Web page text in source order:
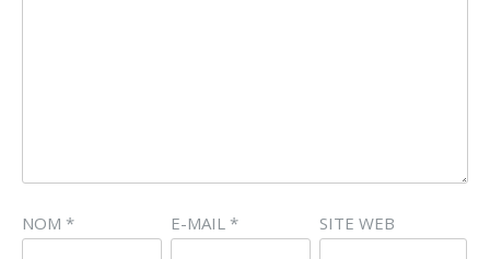
NOM * E-MAIL * SITE WEB